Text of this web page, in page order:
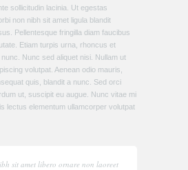
sollicitudin lacinia. Ut egestas
non nibh sit amet ligula blandit
Pellentesque fringilla diam faucibus
Etiam turpis urna, rhoncus et
Nunc sed aliquet nisi. Nullam ut
volutpat. Aenean odio mauris,
quis, blandit a nunc. Sed orci
ut, suscipit eu augue. Nunc vitae mi
lectus elementum ullamcorper volutpat
sit amet libero ornare non laoreet